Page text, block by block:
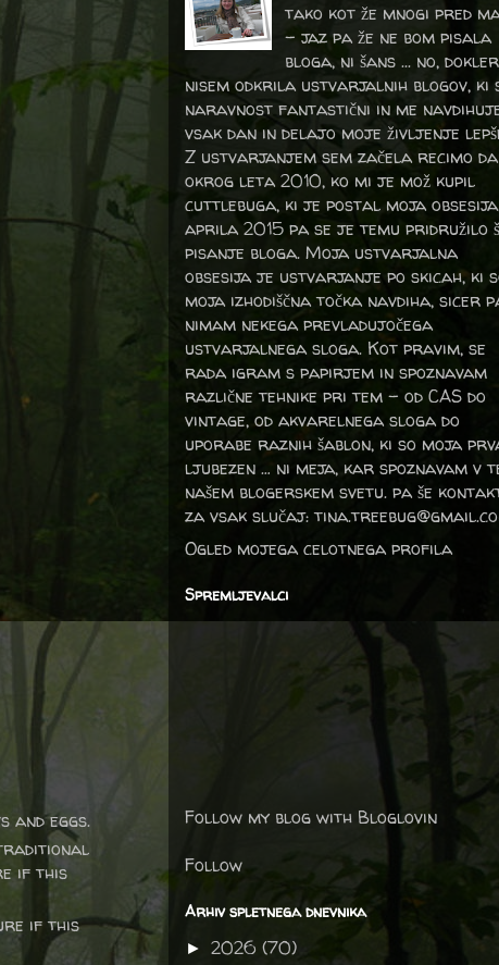
eggs.
if this
if this
tako kot že mnogi pred
- jaz pa že ne bom pisala
bloga, ni šans ... no, dokler
nisem odkrila ustvarjalnih blogov, ki
naravnost fantastični in me
vsak dan in delajo moje življenje
Z ustvarjanjem sem začela recimo da
okrog leta 2010, ko mi je mož kupil
cuttlebuga, ki je postal moja
aprila 2015 pa se je temu pridružilo
pisanje bloga. Moja ustvarjalna
obsesija je ustvarjanje po skicah, ki
moja izhodiščna točka navdiha, sicer
nimam nekega prevladujočega
ustvarjalnega sloga. Kot pravim, se
rada igram s papirjem in spoznavam
različne tehnike pri tem – od CAS do
vintage, od akvarelnega sloga do
uporabe raznih šablon, ki so moja
ljubezen … ni meja, kar spoznavam v
našem blogerskem svetu. pa še
za vsak slučaj:
Ogled mojega celotnega profila
Spremljevalci
Follow my blog with Bloglovin
Follow
Arhiv spletnega dnevnika
► 2026 (70)